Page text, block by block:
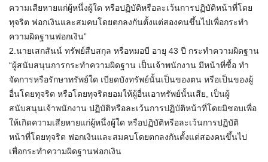
ความเสียหายแก่ผู้หนึ่งผู้ใด หรือปฏิบัติหรือละเว้นการปฏิบัติหน้าที่โดย
ทุจริต ฟอกเงินและสมคบโดยตกลงกันตั้งแต่สองคนขึ้นไปเพื่อกระทำ
ความผิดฐานฟอกเงิน”
2.นายเสกสันน์ ทรัพย์สืบสกุล หรือหมอบี อายุ 43 ปี กระทำความผิดฐาน
“ผู้สนับสนุนการกระทำความผิดฐาน เป็นเจ้าพนักงาน มีหน้าที่ซื้อ ทำ
จัดการหรือรักษาทรัพย์ใด เบียดบังทรัพย์นั้นเป็นของตน หรือเป็นของผู้
อื่นโดยทุจริต หรือโดยทุจริตยอมให้ผู้อื่นเอาทรัพย์นั้นเสีย, เป็นผู้
สนับสนุนเจ้าพนักงาน ปฏิบัติหรือละเว้นการปฏิบัติหน้าที่โดยมิชอบเพื่อ
ให้เกิดความเสียหายแก่ผู้หนึ่งผู้ใด หรือปฏิบัติหรือละเว้นการปฏิบัติ
หน้าที่โดยทุจริต ฟอกเงินและสมคบโดยตกลงกันตั้งแต่สองคนขึ้นไป
เพื่อกระทำความผิดฐานฟอกเงิน